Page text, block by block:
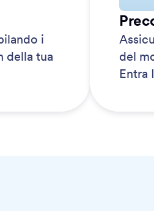
i
della tua
del
Entra